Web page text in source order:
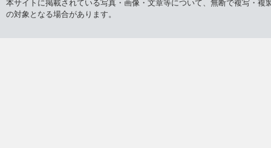
本サイトに掲載されている写真・画像・文章等について、無断で複写・
の対象となる場合があります。